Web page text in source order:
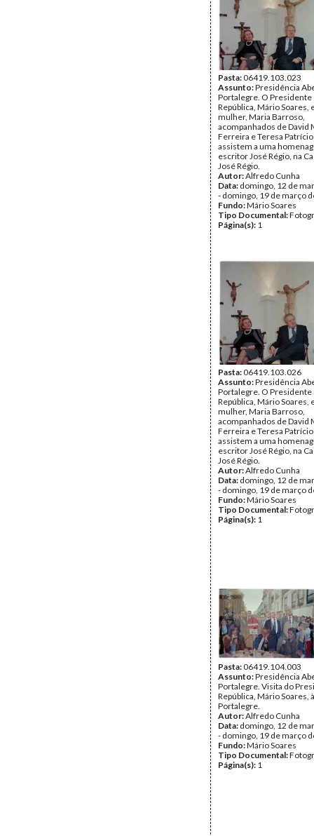
Pasta:06419.103.023
Assunto:Presidência
Portalegre. O Presidente
República, Mário Soares,
mulher, Maria Barroso,
acompanhados de David
Ferreira e Teresa
assistem a uma
escritor José Régio, na
José Régio.
Autor:Alfredo Cunha
Data: domingo, 12 de
- domingo, 19 de março
Fundo:Mário Soares
Tipo Documental:
Página(s): 1
Pasta:06419.103.026
Assunto:Presidência
Portalegre. O Presidente
República, Mário Soares,
mulher, Maria Barroso,
acompanhados de David
Ferreira e Teresa
assistem a uma
escritor José Régio, na
José Régio.
Autor:Alfredo Cunha
Data: domingo, 12 de
- domingo, 19 de março
Fundo:Mário Soares
Tipo Documental:
Página(s): 1
Pasta:06419.104.003
Assunto:Presidência
Portalegre. Visita do
República, Mário Soares,
Portalegre.
Autor:Alfredo Cunha
Data: domingo, 12 de
- domingo, 19 de março
Fundo:Mário Soares
Tipo Documental:
Página(s): 1